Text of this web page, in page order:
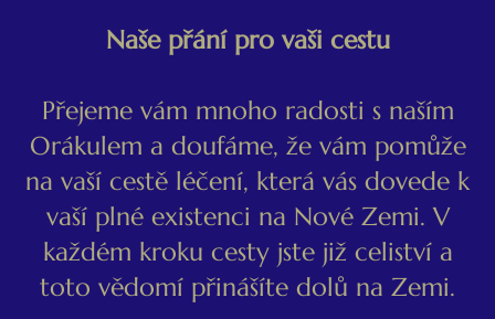
Naše přání pro vaši cestu
Přejeme vám mnoho radosti s naším
Orákulem a doufáme, že vám pomůže
na vaší cestě léčení, která vás dovede k
vaší plné existenci na Nové Zemi. V
každém kroku cesty jste již celiství a
toto vědomí přinášíte dolů na Zemi.